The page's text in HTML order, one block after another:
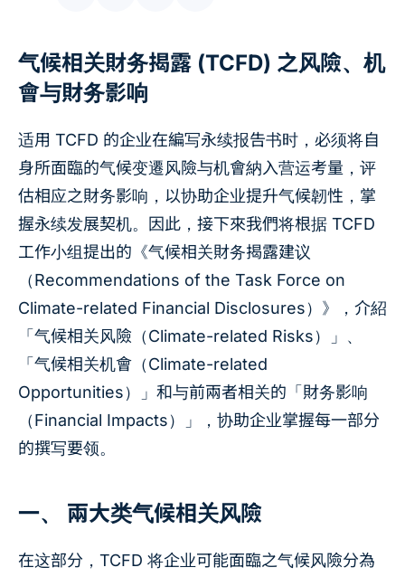
气候相关財务揭露 (TCFD) 之风險、机
會与財务影响
适用 TCFD 的企业在編写永续报告书时，必须将自
身所面臨的气候变遷风險与机會納入营运考量，评
估相应之財务影响，以协助企业提升气候韌性，掌
握永续发展契机。因此，接下來我們将根据 TCFD
工作小组提出的《气候相关財务揭露建议
（Recommendations of the Task Force on
Climate-related Financial Disclosures）》，介紹
「气候相关风險（Climate-related Risks）」、
「气候相关机會（Climate-related
Opportunities）」和与前兩者相关的「財务影响
（Financial Impacts）」，协助企业掌握每一部分
的撰写要领。
一、 兩大类气候相关风險
在这部分，TCFD 将企业可能面臨之气候风險分為